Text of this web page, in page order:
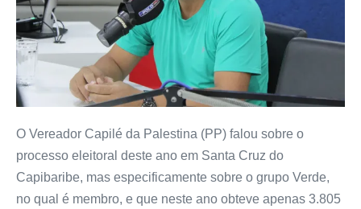
O Vereador Capilé da Palestina (PP) falou sobre o
processo eleitoral deste ano em Santa Cruz do
Capibaribe, mas especificamente sobre o grupo Verde,
no qual é membro, e que neste ano obteve apenas 3.805